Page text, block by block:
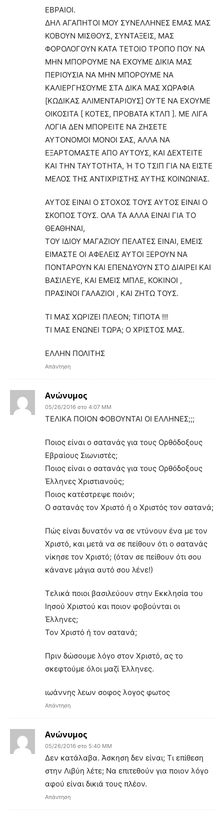
ΕΒΡΑΙΟΙ.
ΔΗΛ ΑΓΑΠΗΤΟΙ ΜΟΥ ΣΥΝΕΛΛΗΝΕΣ ΕΜΑΣ ΜΑΣ
ΚΟΒΟΥΝ ΜΙΣΘΟΥΣ, ΣΥΝΤΑΞΕΙΣ, ΜΑΣ
ΦΟΡΟΛΟΓΟΥΝ ΚΑΤΑ ΤΕΤΟΙΟ ΤΡΟΠΟ ΠΟΥ ΝΑ
ΜΗΝ ΜΠΟΡΟΥΜΕ ΝΑ ΕΧΟΥΜΕ ΔΙΚΙΑ ΜΑΣ
ΠΕΡΙΟΥΣΙΑ ΝΑ ΜΗΝ ΜΠΟΡΟΥΜΕ ΝΑ
ΚΑΛΙΕΡΓΗΣΟΥΜΕ ΣΤΑ ΔΙΚΑ ΜΑΣ ΧΩΡΑΦΙΑ
[ΚΩΔΙΚΑΣ ΑΛΙΜΕΝΤΑΡΙΟΥΣ] ΟΥΤΕ ΝΑ ΕΧΟΥΜΕ
ΟΙΚΟΣΙΤΑ [ ΚΟΤΕΣ, ΠΡΟΒΑΤΑ ΚΤΛΠ ]. ΜΕ ΛΙΓΑ
ΛΟΓΙΑ ΔΕΝ ΜΠΟΡΕΙΤΕ ΝΑ ΖΗΣΕΤΕ
ΑΥΤΟΝΟΜΟΙ ΜΟΝΟΙ ΣΑΣ, ΑΛΛΑ ΝΑ
ΕΞΑΡΤΟΜΑΣΤΕ ΑΠΟ ΑΥΤΟΥΣ, ΚΑΙ ΔΕΧΤΕΙΤΕ
ΚΑΙ ΤΗΝ ΤΑΥΤΟΤΗΤΑ, Ή ΤΟ ΤΣΙΠ ΓΙΑ ΝΑ ΕΙΣΤΕ
ΜΕΛΟΣ ΤΗΣ ΑΝΤΙΧΡΙΣΤΗΣ ΑΥΤΗΣ ΚΟΙΝΩΝΙΑΣ.
ΑΥΤΟΣ ΕΙΝΑΙ Ο ΣΤΟΧΟΣ ΤΟΥΣ ΑΥΤΟΣ ΕΙΝΑΙ Ο
ΣΚΟΠΟΣ ΤΟΥΣ. ΟΛΑ ΤΑ ΑΛΛΑ ΕΙΝΑΙ ΓΙΑ ΤΟ
ΘΕΑΘΗΝΑΙ,
ΤΟΥ ΙΔΙΟΥ ΜΑΓΑΖΙΟΥ ΠΕΛΑΤΕΣ ΕΙΝΑΙ, ΕΜΕΙΣ
ΕΙΜΑΣΤΕ ΟΙ ΑΦΕΛΕΙΣ ΑΥΤΟΙ ΞΕΡΟΥΝ ΝΑ
ΠΟΝΤΑΡΟΥΝ ΚΑΙ ΕΠΕΝΔΥΟΥΝ ΣΤΟ ΔΙΑΙΡΕΙ ΚΑΙ
ΒΑΣΙΛΕΥΕ, ΚΑΙ ΕΜΕΙΣ ΜΠΛΕ, ΚΟΚΙΝΟΙ ,
ΠΡΑΣΙΝΟΙ ΓΑΛΑΖΙΟΙ , ΚΑΙ ΖΗΤΩ ΤΟΥΣ.
ΤΙ ΜΑΣ ΧΩΡΙΖΕΙ ΠΛΕΟΝ; ΤΙΠΟΤΑ !!!
ΤΙ ΜΑΣ ΕΝΩΝΕΙ ΤΩΡΑ; Ο ΧΡΙΣΤΟΣ ΜΑΣ.
ΕΛΛΗΝ ΠΟΛΙΤΗΣ
Απάντηση
Ανώνυμος
05/26/2016 στο 4:07 ΜΜ
ΤΕΛΙΚΑ ΠΟΙΟΝ ΦΟΒΟΥΝΤΑΙ ΟΙ ΕΛΛΗΝΕΣ;;;
Ποιος είναι ο σατανάς για τους Ορθόδοξους
Εβραίους Σιωνιστές;
Ποιος είναι ο σατανάς για τους Ορθόδοξους
Έλληνες Χριστιανούς;
Ποιος κατέστρεψε ποιόν;
Ο σατανάς τον Χριστό ή ο Χριστός τον σατανά;
Πώς είναι δυνατόν να σε ντύνουν ένα με τον
Χριστό, και μετά να σε πείθουν ότι ο σατανάς
νίκησε τον Χριστό; (όταν σε πείθουν ότι σου
κάνανε μάγια αυτό σου λένε!)
Τελικά ποιοι βασιλεύουν στην Εκκλησία του
Ιησού Χριστού και ποιον φοβούνται οι
Έλληνες;
Τον Χριστό ή τον σατανά;
Πριν δώσουμε λόγο στον Χριστό, ας το
σκεφτούμε όλοι μαζί Έλληνες.
ιωάννης λεων σοφος λογος φωτος
Απάντηση
Ανώνυμος
05/26/2016 στο 5:40 ΜΜ
Δεν κατάλαβα. Άσκηση δεν είναι; Τι επίθεση
στην Λιβύη λέτε; Να επιτεθούν για ποιον λόγο
αφού είναι δικιά τους πλέον.
Απάντηση